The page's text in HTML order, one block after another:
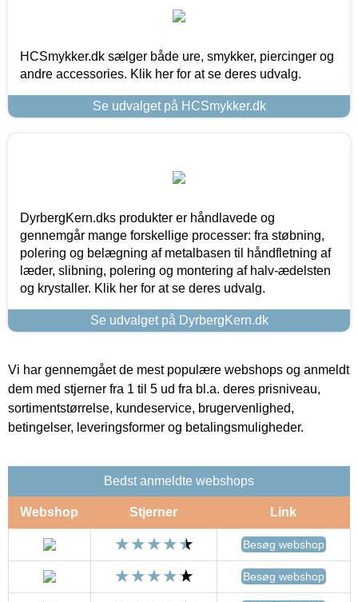
HCSmykker.dk sælger både ure, smykker, piercinger og
andre accessories. Klik her for at se deres udvalg.
Se udvalget på HCSmykker.dk
DyrbergKern.dks produkter er håndlavede og
gennemgår mange forskellige processer: fra støbning,
polering og belægning af metalbasen til håndfletning af
læder, slibning, polering og montering af halv-ædelsten
og krystaller. Klik her for at se deres udvalg.
Se udvalget på DyrbergKern.dk
Vi har gennemgået de mest populære webshops og anmeldt
dem med stjerner fra 1 til 5 ud fra bl.a. deres prisniveau,
sortimentstørrelse, kundeservice, brugervenlighed,
betingelser, leveringsformer og betalingsmuligheder.
Bedst anmeldte webshops
Webshop Stjerner Link
Besøg webshop
Besøg webshop